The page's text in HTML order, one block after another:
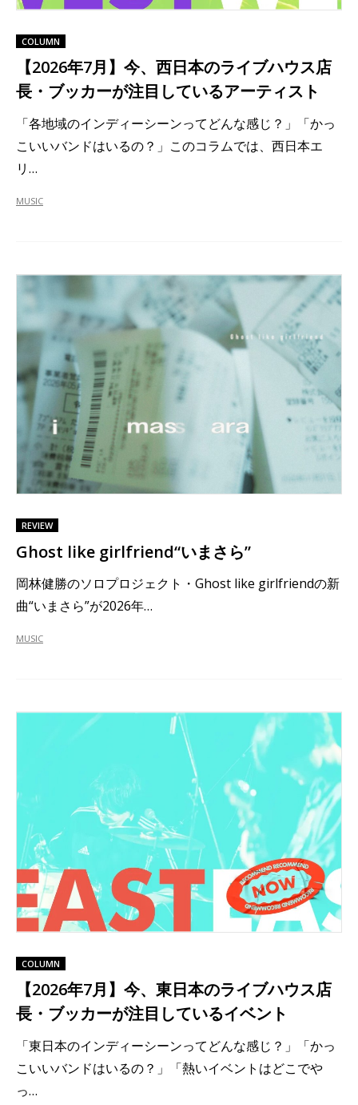
COLUMN
【2026年7月】今、西日本のライブハウス店
長・ブッカーが注目しているアーティスト
「各地域のインディーシーンってどんな感じ？」「かっ
こいいバンドはいるの？」このコラムでは、西日本エ
リ…
MUSIC
REVIEW
Ghost like girlfriend“いまさら”
岡林健勝のソロプロジェクト・Ghost like girlfriendの新
曲“いまさら”が2026年…
MUSIC
COLUMN
【2026年7月】今、東日本のライブハウス店
長・ブッカーが注目しているイベント
「東日本のインディーシーンってどんな感じ？」「かっ
こいいバンドはいるの？」「熱いイベントはどこでや
っ…